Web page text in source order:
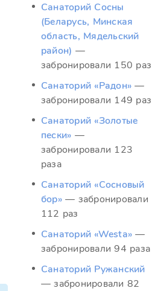
Санаторий Сосны
(Беларусь, Минская
область, Мядельский
район) —
забронировали 150 раз
Санаторий «Радон» —
забронировали 149 раз
Санаторий «Золотые
пески» —
забронировали 123
раза
Санаторий «Сосновый
бор» — забронировали
112 раз
Санаторий «Westa» —
забронировали 94 раза
Санаторий Ружанский
— забронировали 82